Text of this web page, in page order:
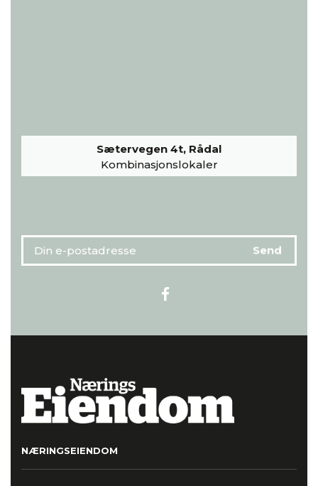
Sætervegen 4t, Rådal
Kombinasjonslokaler
NÆRINGSEIENDOM